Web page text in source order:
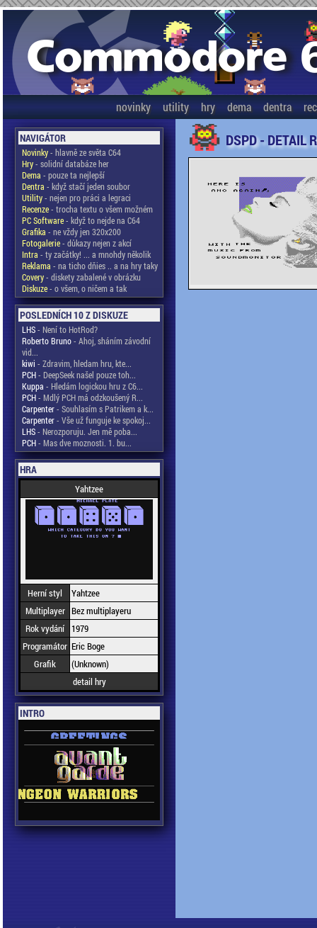
novinky utility hry dema dentra
NAVIGÁTOR
Novinky- hlavně ze světa C64
Hry- solidní databáze her
Dema - pouze ta nejlepší
Dentra - když stačí jeden soubor
Utility- nejen pro práci a legraci
Recenze- trocha textu o všem možném
PC Software- když to nejde na C64
Grafika - ne vždy jen 320x200
Fotogalerie- důkazy nejen z akcí
Intra - ty začátky! ... a mnohdy několik
Reklama - na ticho dňies .. a na hry taky
Covery- diskety zabalené v obrázku
Diskuze- o všem, o ničem a tak
POSLEDNÍCH 10 Z DISKUZE
LHS- Není to HotRod?
Roberto Bruno- Ahoj, sháním závodní
vid...
kiwi - Zdravim, hledam hru, kte...
PCH- DeepSeek našel pouze toh...
Kuppa - Hledám logickou hru z C6...
PCH- Mdlý PCH má odzkoušený R...
Carpenter- Souhlasím s Patrikem a k...
Carpenter- Vše už funguje ke spokoj...
LHS- Nerozporuju. Jen mě poba...
PCH- Mas dve moznosti. 1. bu...
HRA
Yahtzee
Herní styl
Yahtzee
Multiplayer Bez multiplayeru
Rok vydání
1979
Programátor Eric Boge
Grafik
(Unknown)
detail hry
INTRO
DSPD - DETAIL